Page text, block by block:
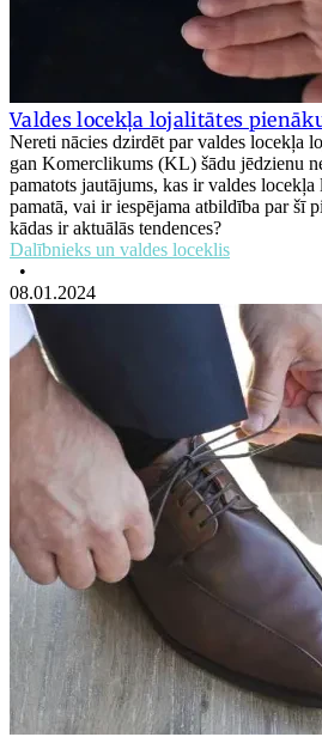
Valdes locekļa lojalitātes
Nereti nācies dzirdēt par valdes locekļa
gan Komerclikums (KL) šādu jēdzienu
pamatots jautājums, kas ir valdes locekļa
pamatā, vai ir iespējama atbildība par šī
kādas ir aktuālās tendences?
Dalībnieks un valdes loceklis
•
08.01.2024